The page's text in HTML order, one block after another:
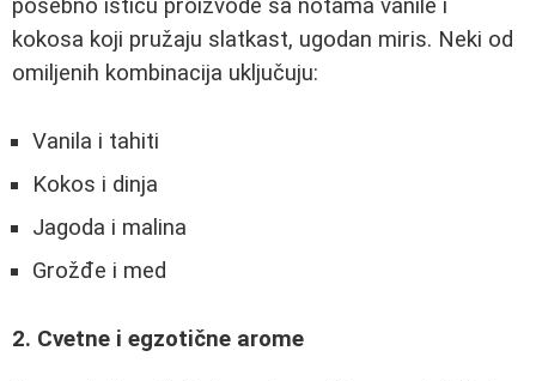
posebno ističu proizvode sa notama vanile i
kokosa koji pružaju slatkast, ugodan miris. Neki od
omiljenih kombinacija uključuju:
Vanila i tahiti
Kokos i dinja
Jagoda i malina
Grožđe i med
2. Cvetne i egzotične arome